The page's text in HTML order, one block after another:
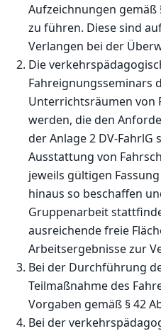
Aufzeichnungen gemäß
zu führen. Diese sind
Verlangen bei der
Die
Fahreignungsseminars
Unterrichtsräumen von
werden, die den
der Anlage 2 DV-
Ausstattung von
jeweils gültigen
hinaus so beschaffen
Gruppenarbeit
ausreichende freie
Arbeitsergebnisse zur
Bei der Durchführung
Teilmaßnahme des
Vorgaben gemäß § 42
Bei der